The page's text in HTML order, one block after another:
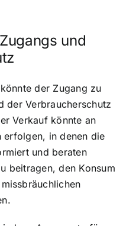
und
der Zugang zu
der Verbraucherschutz
Verkauf könnte an
erfolgen, in denen die
und beraten
beitragen, den Konsum